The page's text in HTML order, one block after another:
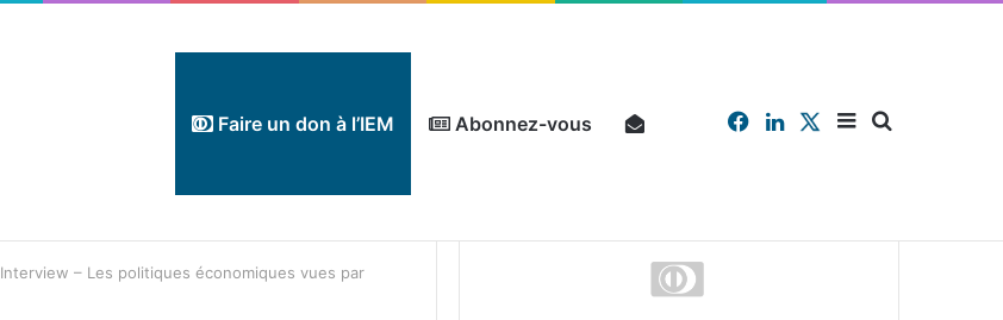
Faire un don à l’IEM Abonnez-vous Sidebar
X
Linkedin
Facebook
Interview – Les politiques économiques vues par